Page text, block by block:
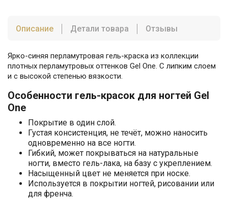
Описание Детали товара Отзывы
Ярко-синяя перламутровая гель-краска из коллекции
плотных перламутровых оттенков Gel One. С липким слоем
и с высокой степенью вязкости.
Особенности гель-красок для ногтей Gel
One
Покрытие в один слой.
Густая консистенция, не течёт, можно наносить
одновременно на все ногти.
Гибкий, может покрываться на натуральные
ногти, вместо гель-лака, на базу с укреплением.
Насыщенный цвет не меняется при носке.
Используется в покрытии ногтей, рисовании или
для френча.